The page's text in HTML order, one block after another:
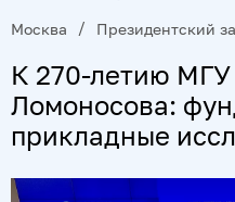
Москва Президентский
К 270-летию
Ломоносова:
прикладные